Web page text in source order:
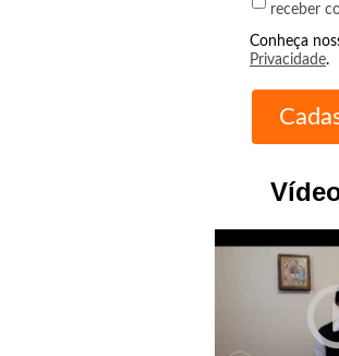
receber
Conheça
Privacidade.